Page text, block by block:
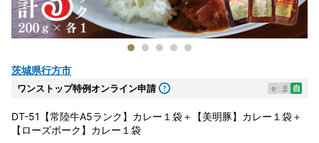
茨城県行方市
ワンストップ特例オンライン申請 e ま 自
DT-51【常陸牛A5ランク】カレー１袋＋【美明豚】カレー１袋＋
【ローズポーク】カレー１袋